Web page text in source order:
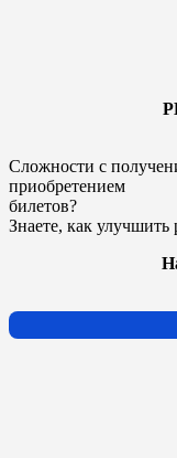
Сложности с
приобретением
билетов?
Знаете, как